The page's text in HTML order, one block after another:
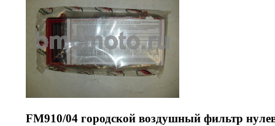
FM910/04 городской воздушный фильтр